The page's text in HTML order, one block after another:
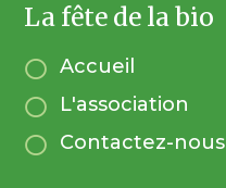
La fête de la bio
 Accueil
 L'association
 Contactez-nous